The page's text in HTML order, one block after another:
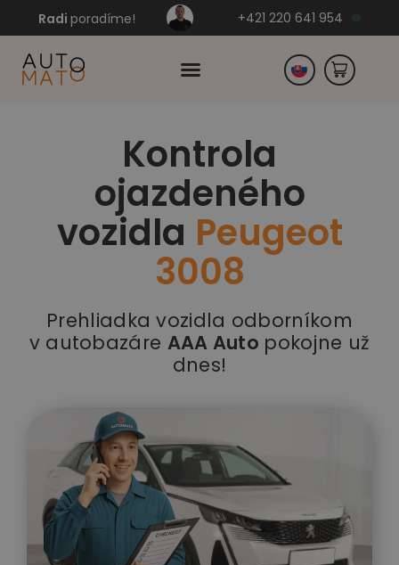
Radi poradíme! +421 220 641 954
Kontrola
ojazdeného
vozidla Peugeot
3008
Prehliadka vozidla odborníkom
v autobazáre AAA Auto pokojne už
dnes!